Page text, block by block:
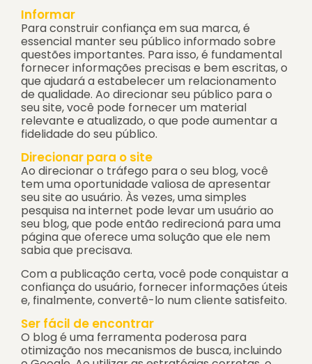
Informar
Para construir confiança em sua marca, é
essencial manter seu público informado sobre
questões importantes. Para isso, é fundamental
fornecer informações precisas e bem escritas, o
que ajudará a estabelecer um relacionamento
de qualidade. Ao direcionar seu público para o
seu site, você pode fornecer um material
relevante e atualizado, o que pode aumentar a
fidelidade do seu público.
Direcionar para o site
Ao direcionar o tráfego para o seu blog, você
tem uma oportunidade valiosa de apresentar
seu site ao usuário. Às vezes, uma simples
pesquisa na internet pode levar um usuário ao
seu blog, que pode então redirecioná para uma
página que oferece uma solução que ele nem
sabia que precisava.
Com a publicação certa, você pode conquistar a
confiança do usuário, fornecer informações úteis
e, finalmente, convertê-lo num cliente satisfeito.
Ser fácil de encontrar
O blog é uma ferramenta poderosa para
otimização nos mecanismos de busca, incluindo